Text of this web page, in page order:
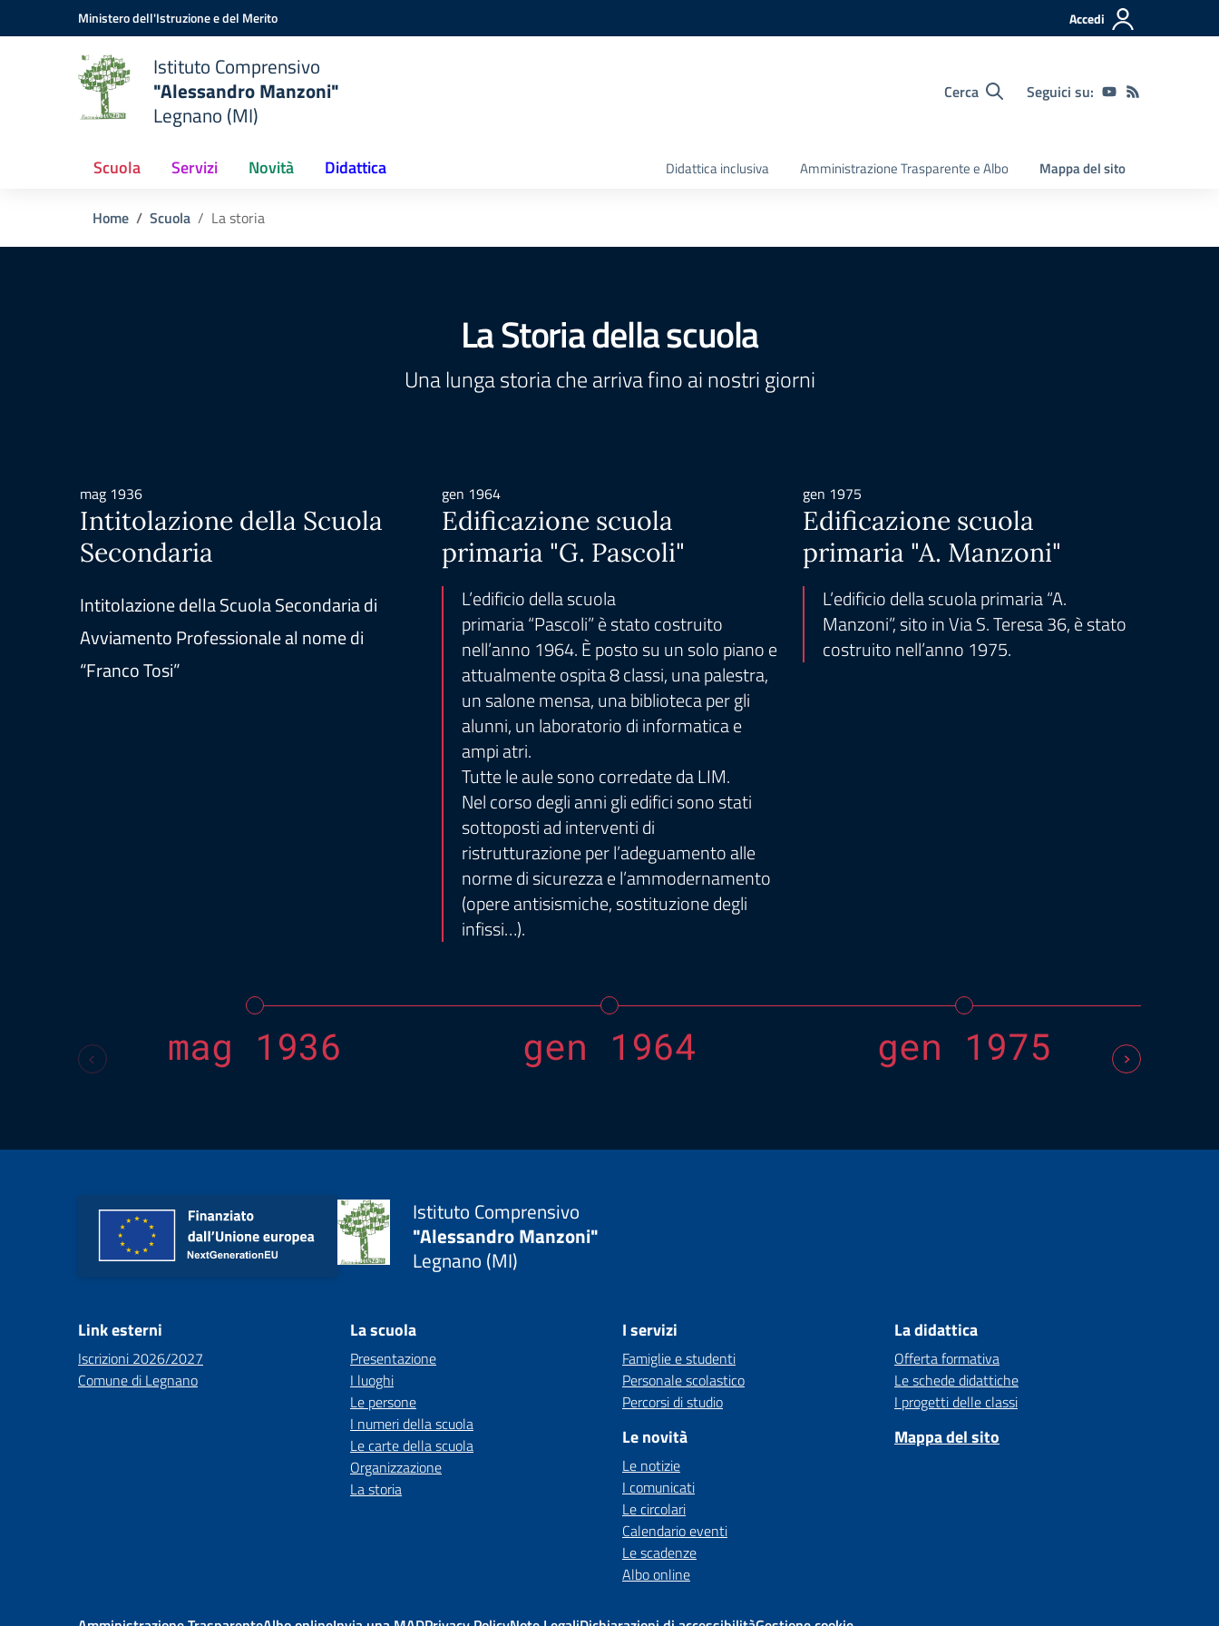
Vai ai contenuti
Vai al menu di navigazioneMinistero dell'Istruzione e del Merito Accedi
Istituto Comprensivo
"Alessandro Manzoni"
Legnano (MI)
Cerca Seguici su:
Scuola Servizi Novità Didattica Didattica inclusiva Amministrazione Trasparente e Albo Mappa del sito
Home Scuola La storia
La Storia della scuola
Una lunga storia che arriva fino ai nostri giorni
mag 1936
Intitolazione della Scuola
Secondaria
Intitolazione della Scuola Secondaria di
Avviamento Professionale al nome di
“Franco Tosi”
gen 1964
Edificazione scuola
primaria "G. Pascoli"
L’edificio della scuola
primaria “Pascoli” è stato costruito
nell’anno 1964. È posto su un solo piano e
attualmente ospita 8 classi, una palestra,
un salone mensa, una biblioteca per gli
alunni, un laboratorio di informatica e
ampi atri.
Tutte le aule sono corredate da LIM.
Nel corso degli anni gli edifici sono stati
sottoposti ad interventi di
ristrutturazione per l’adeguamento alle
norme di sicurezza e l’ammodernamento
(opere antisismiche, sostituzione degli
infissi…).
gen 1975
Edificazione scuola
primaria "A. Manzoni"
L’edificio della scuola primaria “A.
Manzoni”, sito in Via S. Teresa 36, è stato
costruito nell’anno 1975.
mag 1936 gen 1964 gen 1975
Istituto Comprensivo
"Alessandro Manzoni"
Legnano (MI)
Link esterni
Iscrizioni 2026/2027
Comune di Legnano
La scuola
Presentazione
I luoghi
Le persone
I numeri della scuola
Le carte della scuola
Organizzazione
La storia
I servizi
Famiglie e studenti
Personale scolastico
Percorsi di studio
Le novità
Le notizie
I comunicati
Le circolari
Calendario eventi
Le scadenze
Albo online
La didattica
Offerta formativa
Le schede didattiche
I progetti delle classi
Mappa del sito